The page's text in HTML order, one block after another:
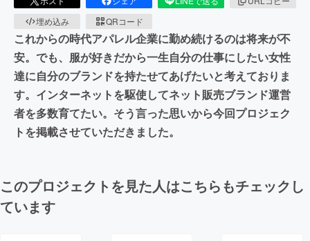
埋め込み
QRコード
これからの時代アパレル企業に勤め続けるのは将来が不
安。でも、服が好きだから一生自分の仕事にしたい女性
達に自分のブランドを持たせてあげたいと考えておりま
す。インターネットを駆使してネット販売ブランド運営
者を多数育てたい。そう言った思いから今回プロジェク
トを掲載させていただきました。
このプロジェクトを見た人はこちらもチェックし
ています